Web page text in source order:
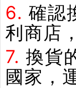
6. 確認
利商店
7. 換貨
國家，